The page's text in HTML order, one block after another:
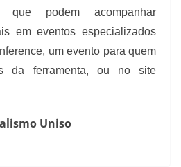
que podem acompanhar
em eventos especializados
um evento para quem
da ferramenta, ou no site
Uniso